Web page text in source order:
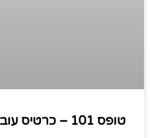
טופס 101 – כרטיס עובד​